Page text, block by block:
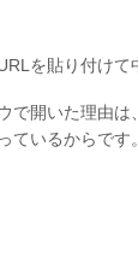
を貼り付けて
で開いた理由は
ているからです。